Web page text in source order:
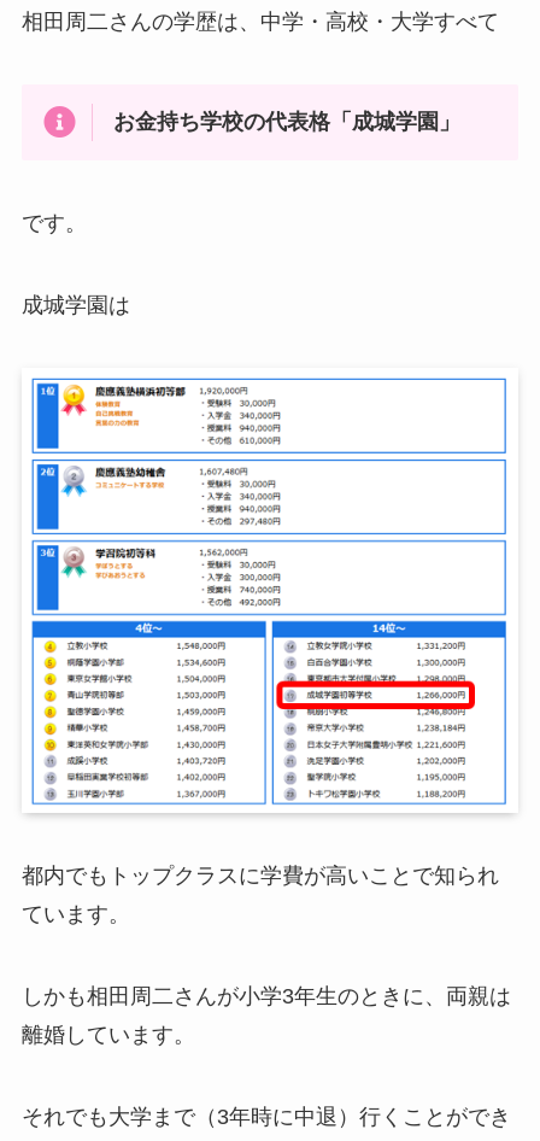
相田周二さんの学歴は、中学・高校・大学すべて
お金持ち学校の代表格「成城学園」
です。
成城学園は
都内でもトップクラスに学費が高いことで知られ
ています。
しかも相田周二さんが小学3年生のときに、両親は
離婚しています。
それでも大学まで（3年時に中退）行くことができ